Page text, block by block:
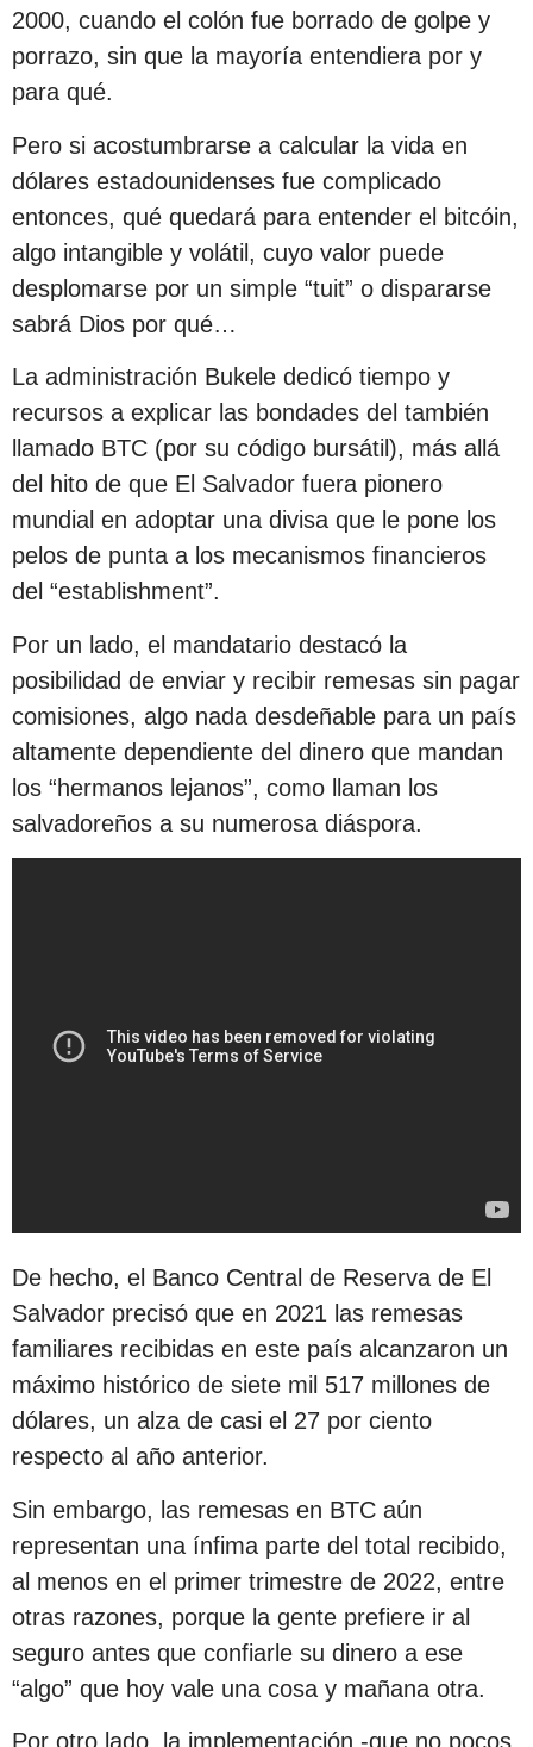
2000, cuando el colón fue borrado de golpe y
porrazo, sin que la mayoría entendiera por y
para qué.
Pero si acostumbrarse a calcular la vida en
dólares estadounidenses fue complicado
entonces, qué quedará para entender el bitcóin,
algo intangible y volátil, cuyo valor puede
desplomarse por un simple “tuit” o dispararse
sabrá Dios por qué…
La administración Bukele dedicó tiempo y
recursos a explicar las bondades del también
llamado BTC (por su código bursátil), más allá
del hito de que El Salvador fuera pionero
mundial en adoptar una divisa que le pone los
pelos de punta a los mecanismos financieros
del “establishment”.
Por un lado, el mandatario destacó la
posibilidad de enviar y recibir remesas sin pagar
comisiones, algo nada desdeñable para un país
altamente dependiente del dinero que mandan
los “hermanos lejanos”, como llaman los
salvadoreños a su numerosa diáspora.
De hecho, el Banco Central de Reserva de El
Salvador precisó que en 2021 las remesas
familiares recibidas en este país alcanzaron un
máximo histórico de siete mil 517 millones de
dólares, un alza de casi el 27 por ciento
respecto al año anterior.
Sin embargo, las remesas en BTC aún
representan una ínfima parte del total recibido,
al menos en el primer trimestre de 2022, entre
otras razones, porque la gente prefiere ir al
seguro antes que confiarle su dinero a ese
“algo” que hoy vale una cosa y mañana otra.
Por otro lado, la implementación -que no pocos